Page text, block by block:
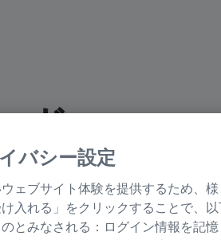
ド
数を
バシー設定
ェブサイト体験を提供するため、
入れる」をクリックすることで、
とみなされる：ログイン情報を記